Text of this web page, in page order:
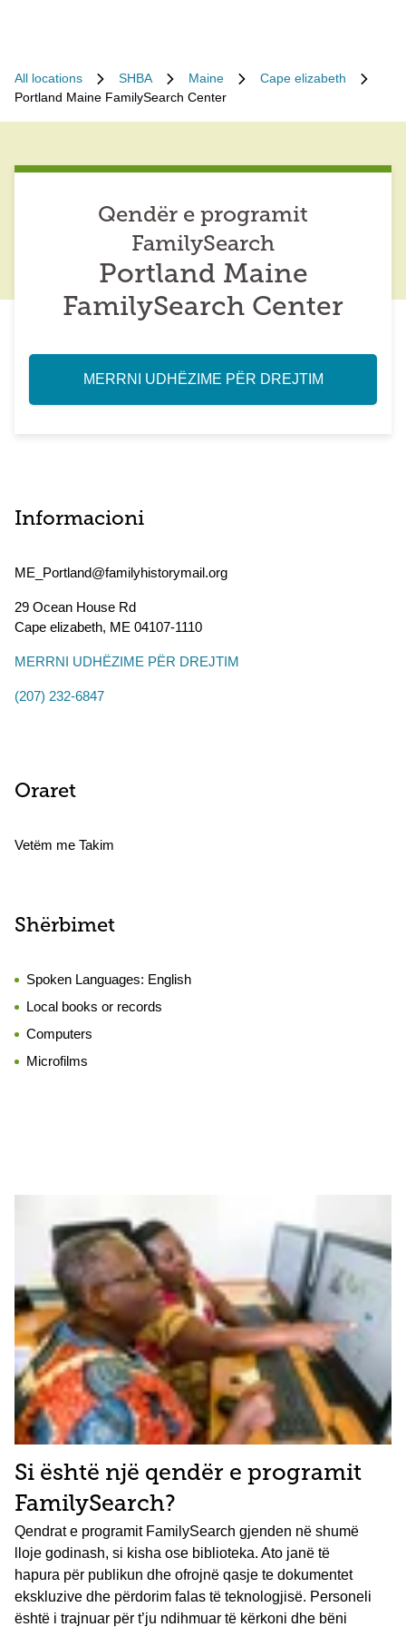
All locations SHBA Maine
Cape elizabeth
Portland Maine FamilySearch Center
Qendër e programit
FamilySearch
Portland Maine
FamilySearch Center
MERRNI UDHËZIME PËR DREJTIM
Informacioni
ME_Portland@familyhistorymail.org
29 Ocean House Rd
Cape elizabeth, ME 04107-1110
MERRNI UDHËZIME PËR DREJTIM
(207) 232-6847
Oraret
Vetëm me Takim
Shërbimet
Spoken Languages: English
Local books or records
Computers
Microfilms
Si është një qendër e programit
FamilySearch?
Qendrat e programit FamilySearch gjenden në shumë
lloje godinash, si kisha ose biblioteka. Ato janë të
hapura për publikun dhe ofrojnë qasje te dokumentet
ekskluzive dhe përdorim falas të teknologjisë. Personeli
është i trajnuar për t’ju ndihmuar të kërkoni dhe bëni